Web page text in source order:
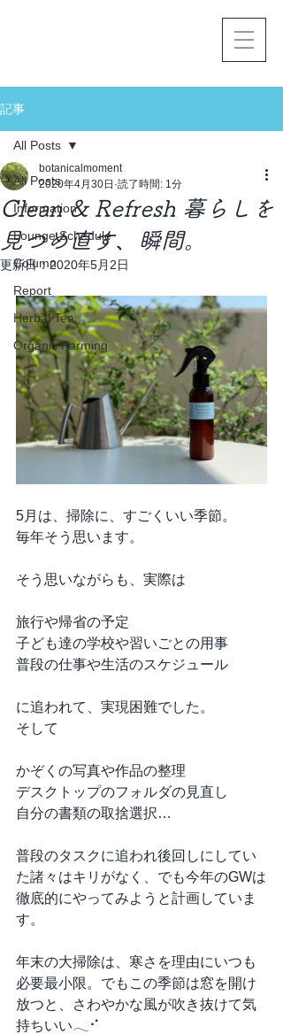
記事
All Posts
Information
Lounge Schedule
Column
Report
Herbal Tea
Organic Farming
All Posts
Clean & Refresh 暮らしを
見つめ直す、瞬間。
botanicalmoment
2020年4月30日 読了時間: 1分
更新日：2020年5月2日
5月は、掃除に、すごくいい季節。
毎年そう思います。
そう思いながらも、実際は
旅行や帰省の予定
子ども達の学校や習いごとの用事
普段の仕事や生活のスケジュール
に追われて、実現困難でした。
そして
かぞくの写真や作品の整理
デスクトップのフォルダの見直し
自分の書類の取捨選択…
普段のタスクに追われ後回しにしてい
た諸々はキリがなく、でも今年のGWは
徹底的にやってみようと計画していま
す。
年末の大掃除は、寒さを理由にいつも
必要最小限。でもこの季節は窓を開け
放つと、さわやかな風が吹き抜けて気
持ちいい𓂃⠊﻿